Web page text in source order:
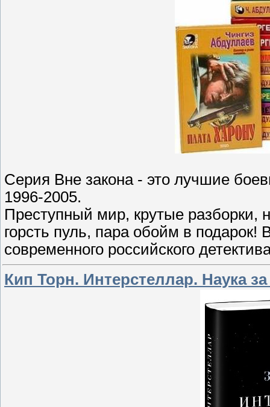
Серия Вне закона - это лучшие
1996-2005.
Преступный мир, крутые разборки,
горсть пуль, пара обойм в подарок!
современного российского
Кип Торн. Интepcтeллap. Hayкa